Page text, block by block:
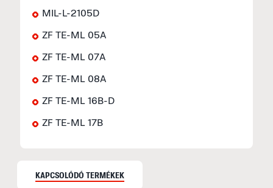
MIL-L-2105D
ZF TE-ML 05A
ZF TE-ML 07A
ZF TE-ML 08A
ZF TE-ML 16B-D
ZF TE-ML 17B
KAPCSOLÓDÓ TERMÉKEK